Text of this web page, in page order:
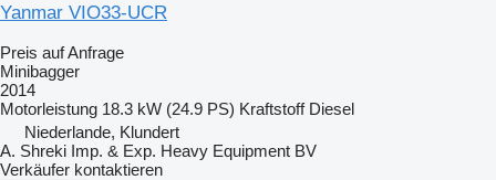
Yanmar VIO33-UCR
Preis auf Anfrage
Minibagger
2014
Motorleistung 18.3 kW (24.9 PS) Kraftstoff Diesel
Niederlande, Klundert
A. Shreki Imp. & Exp. Heavy Equipment BV
Verkäufer kontaktieren